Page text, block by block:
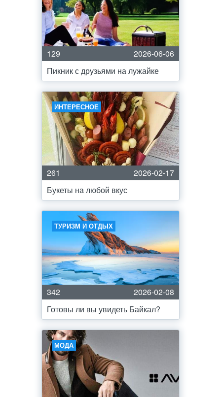
129
2026-06-06
Пикник с друзьями на лужайке
ИНТЕРЕСНОЕ
261
2026-02-17
Букеты на любой вкус
ТУРИЗМ И ОТДЫХ
342
2026-02-08
Готовы ли вы увидеть Байкал?
МОДА